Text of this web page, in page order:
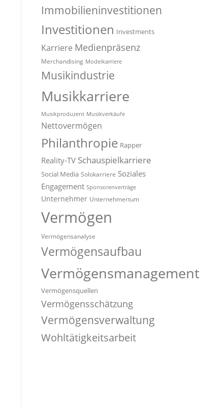
Immobilieninvestitionen
Investitionen Investments
Karriere Medienpräsenz
Merchandising Modelkarriere
Musikindustrie
Musikkarriere
Musikproduzent Musikverkäufe
Nettovermögen
Philanthropie Rapper
Reality-TV Schauspielkarriere
Social Media Solokarriere Soziales
Engagement Sponsorenverträge
Unternehmer Unternehmertum
Vermögen
Vermögensanalyse
Vermögensaufbau
Vermögensmanagement
Vermögensquellen
Vermögensschätzung
Vermögensverwaltung
Wohltätigkeitsarbeit